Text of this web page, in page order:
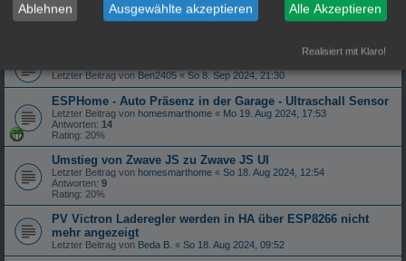
Waveshare Epaper mit Uhrzeit und DeepSleep
Letzter Beitrag vonBen2405«So 8. Sep 2024, 21:30
ESPHome - Auto Präsenz in der Garage - Ultraschall Sensor
Letzter Beitrag von homesmarthome « Mo 19. Aug 2024, 17:53
Antworten: 14
Rating: 20%
Umstieg von Zwave JS zu Zwave JS UI
Letzter Beitrag von homesmarthome « So 18. Aug 2024, 12:54
Antworten: 9
Rating: 20%
PV Victron Laderegler werden in HA über ESP8266 nicht
mehr angezeigt
Letzter Beitrag von Beda B. « So 18. Aug 2024, 09:52
Ablehnen Ausgewählte akzeptieren Alle Akzeptieren
Realisiert mit Klaro!